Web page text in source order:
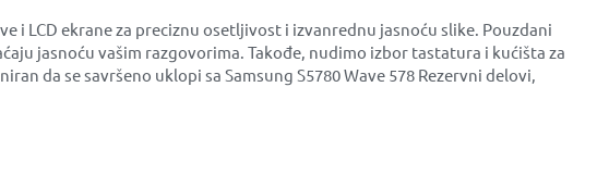
i LCD ekrane za preciznu osetljivost i izvanrednu jasnoću slike. Pouzdani
jasnoću vašim razgovorima. Takođe, nudimo izbor tastatura i kućišta za
da se savršeno uklopi sa Samsung S5780 Wave 578 Rezervni delovi,